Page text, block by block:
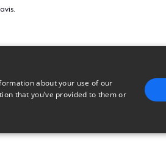
about your use of our
that you’ve provided to them or